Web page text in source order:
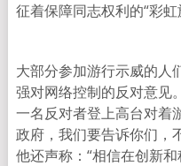
征着保障同志权利的“彩虹
大部分参加游行示威的人
强对网络控制的反对意见
一名反对者登上高台对着
政府，我们要告诉你们，
他还声称：“相信在创新